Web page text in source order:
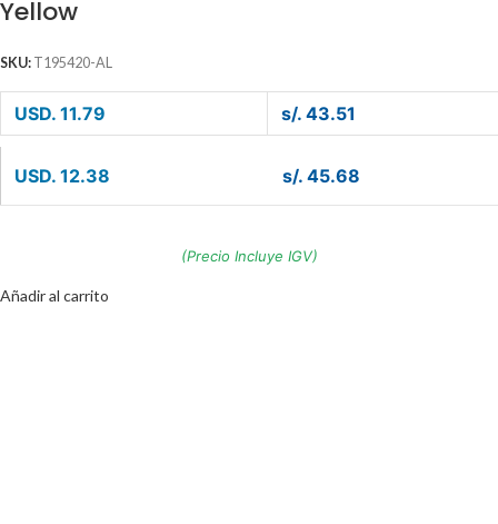
Yellow
SKU: T195420-AL
USD. 11.79 s/. 43.51
USD. 12.38 s/. 45.68
(Precio Incluye IGV)
Añadir al carrito